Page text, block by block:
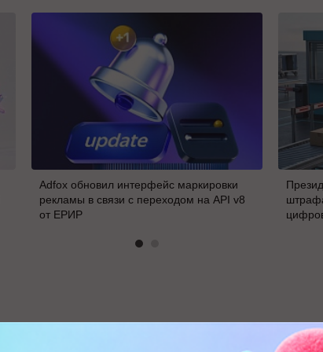
Adfox обновил интерфейс маркировки
рекламы в связи с переходом на API v8
от ЕРИР